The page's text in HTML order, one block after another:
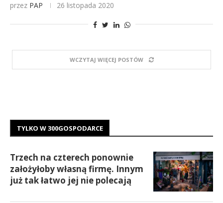
przez PAP 26 listopada 2020
WCZYTAJ WIĘCEJ POSTÓW
TYLKO W 300GOSPODARCE
Trzech na czterech ponownie
założyłoby własną firmę. Innym
już tak łatwo jej nie polecają